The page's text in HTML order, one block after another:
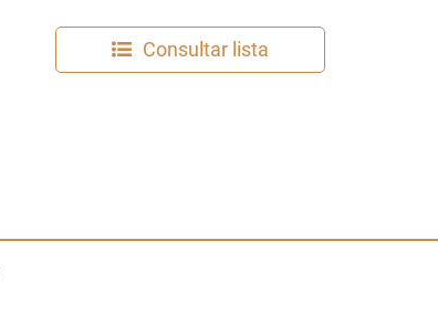
Consultar lista